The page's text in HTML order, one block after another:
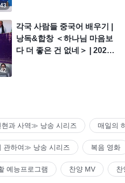
각국 사람들 중국어 배우기 |
낭독&합창 ＜하나님 마음보
다 더 좋은 건 없네＞ | 2026
과 사역≫ 낭송 시리즈 매일의
하여≫ 낭송 시리즈 복음 영화
예능프로그램 찬양 MV 찬